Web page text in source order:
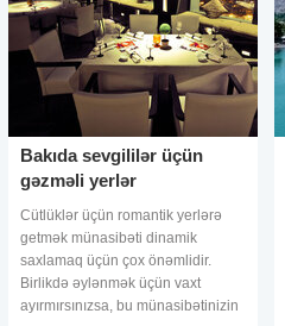
Bakıda sevgililər üçün
gəzməli yerlər
Cütlüklər üçün romantik yerlərə
getmək münasibəti dinamik
saxlamaq üçün çox önəmlidir.
Birlikdə əylənmək üçün vaxt
ayırmırsınızsa, bu münasibətinizin